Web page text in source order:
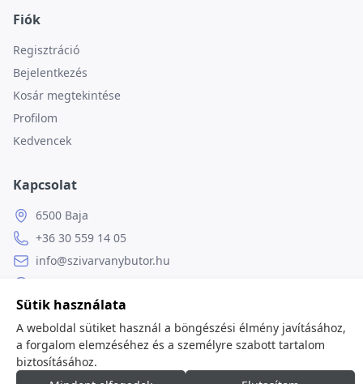
Fiók
Regisztráció
Bejelentkezés
Kosár megtekintése
Profilom
Kedvencek
Kapcsolat
6500 Baja
+36 30 559 14 05
info@szivarvanybutor.hu
Weboldal
Sütik használata
A weboldal sütiket használ a böngészési élmény javításához,
a forgalom elemzéséhez és a személyre szabott tartalom
biztosításához.